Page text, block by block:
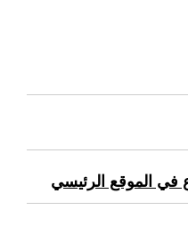
في الموقع الرئيسي